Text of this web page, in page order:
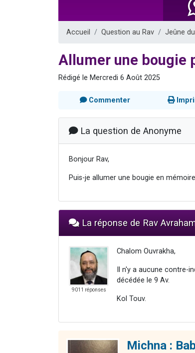
4
Accueil Question au Rav Jeûne
Allumer une bougie
Rédigé le Mercredi 6 Août 2025
Commenter
La question de Anonyme
Bonjour Rav,
Puis-je allumer une bougie en
La réponse de Rav
9011 réponses
Chalom Ouvrakha,
Il n'y a aucune contre-
décédée le 9 Av.
Kol Touv.
Michna :